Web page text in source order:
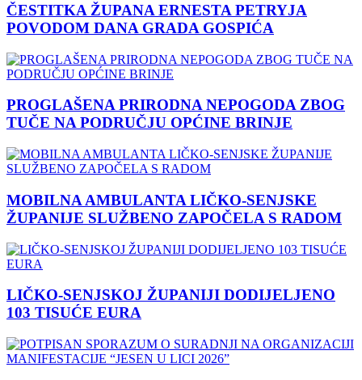
ČESTITKA ŽUPANA ERNESTA PETRYJA
POVODOM DANA GRADA GOSPIĆA
PROGLAŠENA PRIRODNA NEPOGODA ZBOG
TUČE NA PODRUČJU OPĆINE BRINJE
MOBILNA AMBULANTA LIČKO-SENJSKE
ŽUPANIJE SLUŽBENO ZAPOČELA S RADOM
LIČKO-SENJSKOJ ŽUPANIJI DODIJELJENO
103 TISUĆE EURA